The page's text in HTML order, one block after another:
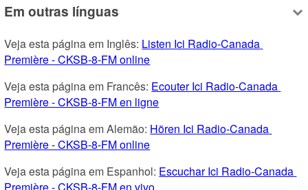
Em outras línguas
Veja esta página em Inglês: Listen Ici Radio-Canada
Première - CKSB-8-FM online
Veja esta página em Francês: Ecouter Ici Radio-Canada
Première - CKSB-8-FM en ligne
Veja esta página em Alemão: Hören Ici Radio-Canada
Première - CKSB-8-FM online
Veja esta página em Espanhol: Escuchar Ici Radio-Canada
Première - CKSB-8-FM en vivo